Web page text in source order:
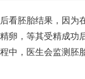
看胚胎结果，因为
卵，等其受精成功
中，医生会监测胚